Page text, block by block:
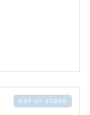
OUT OF STOCK